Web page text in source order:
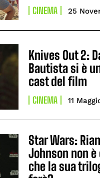
CINEMA 25
Knives Out 2:
Bautista si è
cast del film
CINEMA 11
Star Wars: Rian
Johnson non
che la sua